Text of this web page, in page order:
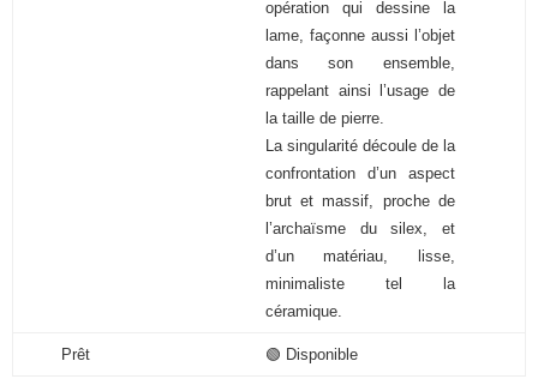
opération qui dessine la
lame, façonne aussi l’objet
dans son ensemble,
rappelant ainsi l’usage de
la taille de pierre.
La singularité découle de la
confrontation d’un aspect
brut et massif, proche de
l’archaïsme du silex, et
d’un matériau, lisse,
minimaliste tel la
céramique.
Prêt 🟢 Disponible